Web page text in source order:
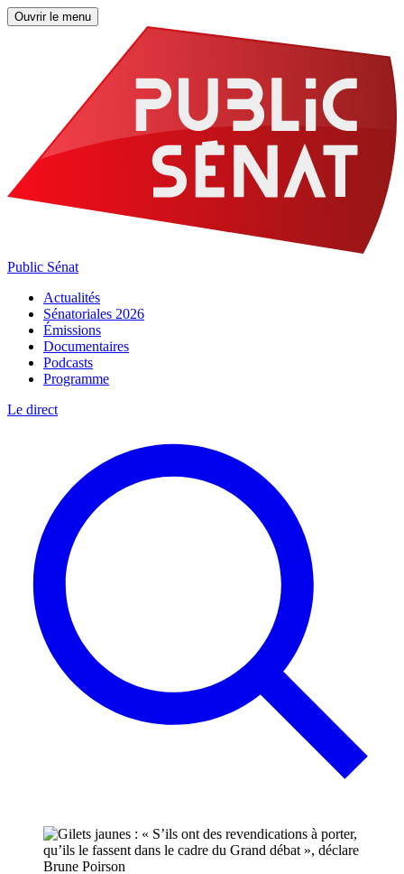
Ouvrir le menu
Public Sénat
Actualités
Sénatoriales 2026
Émissions
Documentaires
Podcasts
Programme
Le direct